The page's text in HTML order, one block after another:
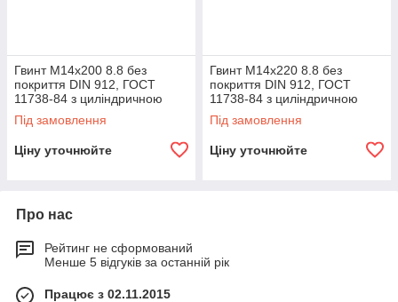
Гвинт М14х200 8.8 без
покриття DIN 912, ГОСТ
11738-84 з циліндричною
головкою та внутрішнім
шестигранником
Під замовлення
Ціну уточнюйте
Гвинт М14х220 8.8 без
покриття DIN 912, ГОСТ
11738-84 з циліндричною
головкою та внутрішнім
шестигранником
Під замовлення
Ціну уточнюйте
Про нас
Рейтинг не сформований
Менше 5 відгуків за останній рік
Працює з 02.11.2015